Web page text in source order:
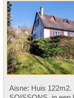
Aisne: Huis